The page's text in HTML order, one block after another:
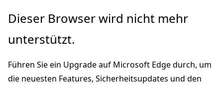
Zu
wechseln
Dieser Browser wird nicht mehr
unterstützt.
Führen Sie ein Upgrade auf Microsoft Edge durch, um
die neuesten Features, Sicherheitsupdates und den